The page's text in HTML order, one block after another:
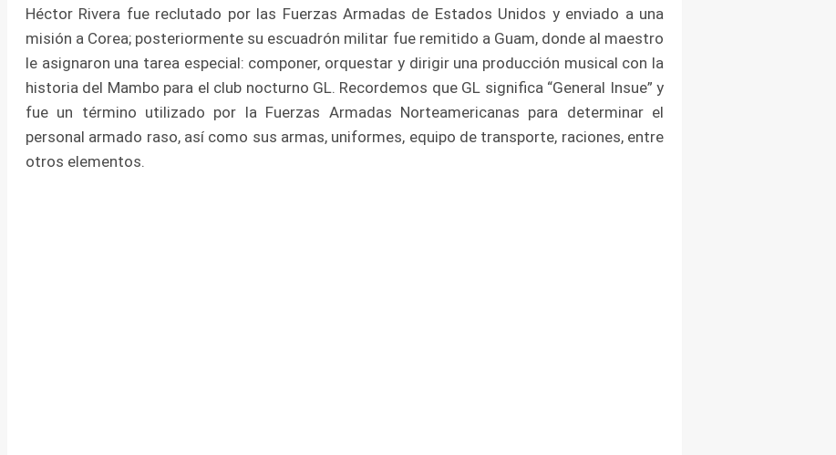
Héctor Rivera fue reclutado por las Fuerzas Armadas de Estados Unidos y enviado a una
misión a Corea; posteriormente su escuadrón militar fue remitido a Guam, donde al maestro
le asignaron una tarea especial: componer, orquestar y dirigir una producción musical con la
historia del Mambo para el club nocturno GL. Recordemos que GL significa “General Insue” y
fue un término utilizado por la Fuerzas Armadas Norteamericanas para determinar el
personal armado raso, así como sus armas, uniformes, equipo de transporte, raciones, entre
otros elementos.